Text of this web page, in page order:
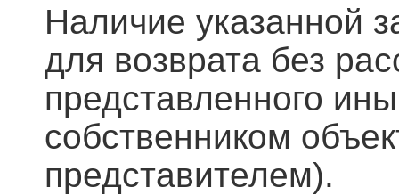
Наличие указанной
для возврата без
представленного
собственником
представителем).